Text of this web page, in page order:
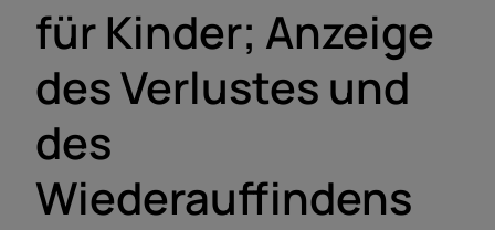
für Kinder; Anzeige
des Verlustes und
des
Wiederauffindens